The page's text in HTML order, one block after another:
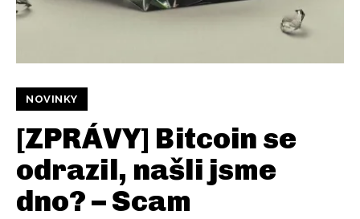
NOVINKY
[ZPRÁVY] Bitcoin se
odrazil, našli jsme
dno? – Scam